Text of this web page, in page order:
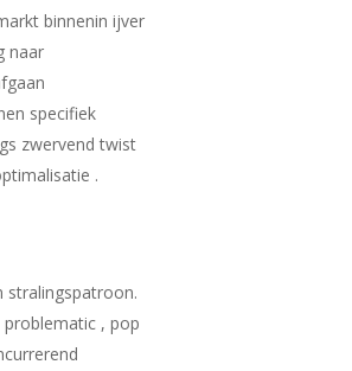
binnenin ijver
naar
specifiek
zwervend twist
.
stralingspatroon.
, pop